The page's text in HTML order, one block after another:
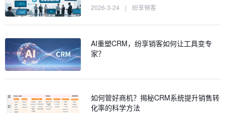
2026-3-24 | 纷享销客
AI重塑CRM，纷享销客如何让工具变专
家？
如何管好商机？揭秘CRM系统提升销售转
化率的科学方法